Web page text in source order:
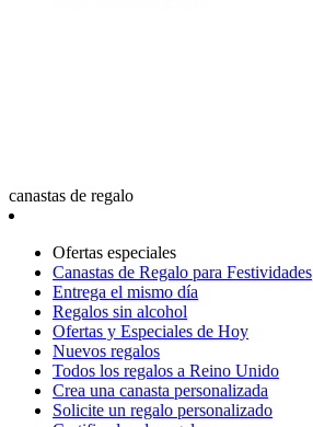
canastas de regalo
Ofertas especiales
Canastas de Regalo para Festividades
Entrega el mismo día
Regalos sin alcohol
Ofertas y Especiales de Hoy
Nuevos regalos
Todos los regalos a Reino Unido
Crea una canasta personalizada
Solicite un regalo personalizado